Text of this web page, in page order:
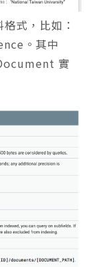
式，比如：
。其中
實